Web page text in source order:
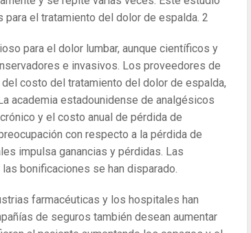
el tratamiento del dolor de espalda. 2
para el dolor lumbar, aunque científicos y
e invasivos. Los proveedores de
costo del tratamiento del dolor de espalda,
academia estadounidense de analgésicos
y el costo anual de pérdida de
con respecto a la pérdida de
impulsa ganancias y pérdidas. Las
bonificaciones se han disparado.
farmacéuticas y los hospitales han
de seguros también desean aumentar